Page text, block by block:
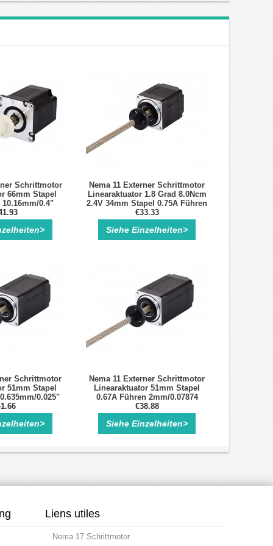
Schrittmotor
66mm Stapel
0.4"
250mm
Nema 11 Externer Schrittmotor
Linearaktuator 1.8 Grad 8.0Ncm
2.4V 34mm Stapel 0.75A Führen
0.635mm/0.025" Länge 100mm
€33.33
Siehe Einzelheiten>
Schrittmotor
51mm Stapel
0.025"
100mm
Nema 11 Externer Schrittmotor
Linearaktuator 51mm Stapel
0.67A Führen 2mm/0.07874
Länge 100mm
€38.88
Siehe Einzelheiten>
Liens utiles
Nema 17 Schrittmotor